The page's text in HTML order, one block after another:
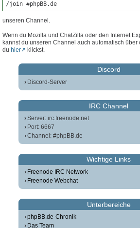
/join #phpBB.de
unseren Channel.
Wenn du Mozilla und ChatZilla oder den Internet
kannst du unseren Channel auch automatisch
du hier klickst.
Discord
Discord-Server
IRC Channel
Server: irc.freenode.net
Port: 6667
Channel: #phpBB.de
Wichtige Links
Freenode IRC Network
Freenode Webchat
Unterbereiche
phpBB.de-Chronik
Das Team